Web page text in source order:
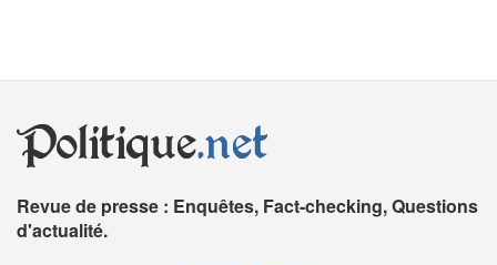
Politique.net
Revue de presse : Enquêtes, Fact-checking, Questions
d'actualité.